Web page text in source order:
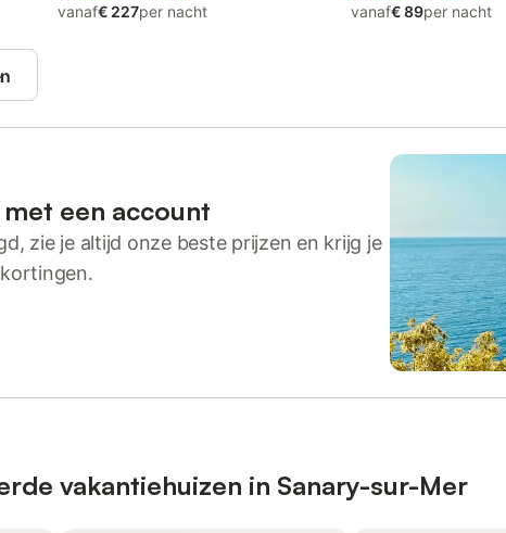
vanaf€ 227per nacht
vanaf€ 89per nacht
een account
zie je altijd onze beste prijzen en krijg je
vakantiehuizen in Sanary-sur-Mer